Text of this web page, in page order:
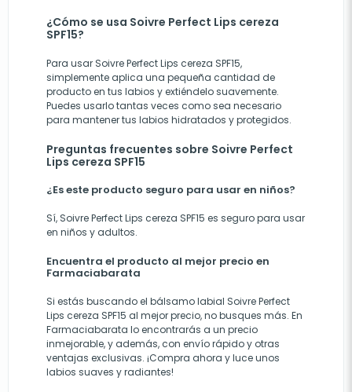
¿Cómo se usa Soivre Perfect Lips cereza
SPF15?
Para usar Soivre Perfect Lips cereza SPF15,
simplemente aplica una pequeña cantidad de
producto en tus labios y extiéndelo suavemente.
Puedes usarlo tantas veces como sea necesario
para mantener tus labios hidratados y protegidos.
Preguntas frecuentes sobre Soivre Perfect
Lips cereza SPF15
¿Es este producto seguro para usar en niños?
Sí, Soivre Perfect Lips cereza SPF15 es seguro para usar
en niños y adultos.
Encuentra el producto al mejor precio en
Farmaciabarata
Si estás buscando el bálsamo labial Soivre Perfect
Lips cereza SPF15 al mejor precio, no busques más. En
Farmaciabarata lo encontrarás a un precio
inmejorable, y además, con envío rápido y otras
ventajas exclusivas. ¡Compra ahora y luce unos
labios suaves y radiantes!